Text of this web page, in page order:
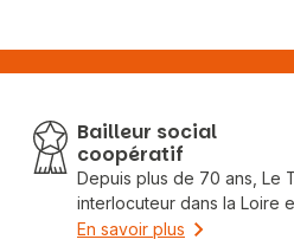
Bailleur social
coopératif
Depuis plus de 70 ans, Le
interlocuteur dans la Loire
En savoir plus